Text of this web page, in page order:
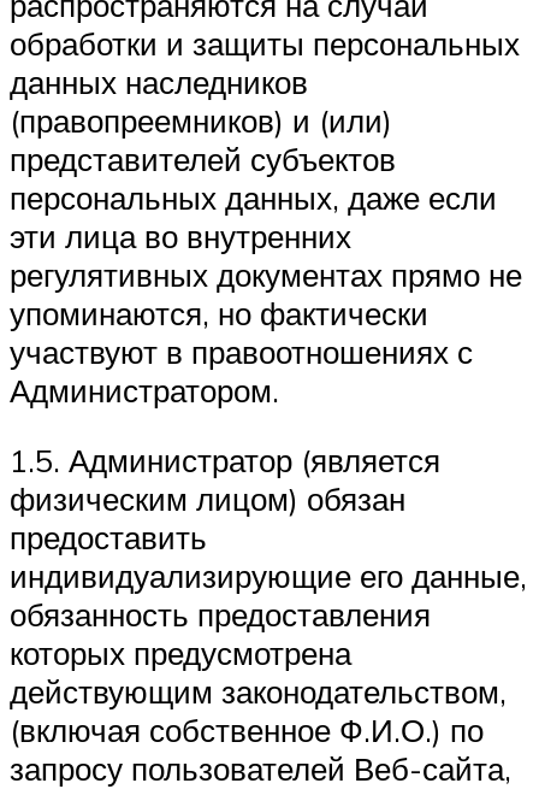
обработки и защиты персональных
данных наследников
(правопреемников) и (или)
представителей субъектов
персональных данных, даже если
эти лица во внутренних
регулятивных документах прямо не
упоминаются, но фактически
участвуют в правоотношениях с
Администратором.
1.5. Администратор (является
физическим лицом) обязан
предоставить
индивидуализирующие его данные,
обязанность предоставления
которых предусмотрена
действующим законодательством,
(включая собственное Ф.И.О.) по
запросу пользователей Веб-сайта,